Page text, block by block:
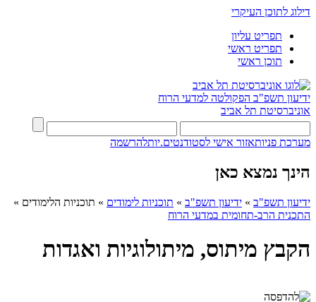
דילוג לתוכן העיקרי
תפריט עליון
תפריט ראשי
תוכן ראשי
ידיעון תשפ"ב הפקולטה למדעי הרוח
אוניברסיטת תל אביב
מערכת פניותאזור אישי לסטודנטים.יותלהרשמה
הינך נמצא כאן
ידיעון תשפ"ב » ידיעון תשפ"ב » תוכניות לימודים » תוכניות הלימודים »
התכנית הרב-תחומית במדעי הרוח
הקבץ מיתוס, מיתולוגיות ואגדות